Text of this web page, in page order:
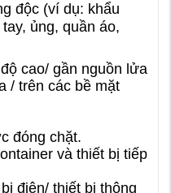
độc (ví dụ: khẩu
ủng, quần áo,
cao/ gần nguồn lửa
/ trên các bề mặt
đóng chặt.
và thiết bị tiếp
điện/ thiết bị thông